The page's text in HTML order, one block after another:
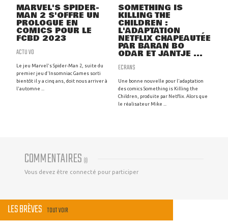
MARVEL'S SPIDER-
MAN 2 S'OFFRE UN
PROLOGUE EN
COMICS POUR LE
FCBD 2023
ACTU VO
Le jeu Marvel's Spider-Man 2, suite du
premier jeu d'Insomniac Games sorti
bientôt il y a cinq ans, doit nous arriver à
l'automne ...
SOMETHING IS
KILLING THE
CHILDREN :
L'ADAPTATION
NETFLIX CHAPEAUTÉE
PAR BARAN BO
ODAR ET JANTJE ...
ECRANS
Une bonne nouvelle pour l'adaptation
des comics Something is Killing the
Children, produite par Netflix. Alors que
le réalisateur Mike ...
COMMENTAIRES (0)
Vous devez être connecté pour participer
LES BRÈVES TOUT VOIR